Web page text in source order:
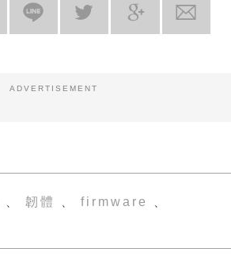
ADVERTISEMENT
韌體 firmware